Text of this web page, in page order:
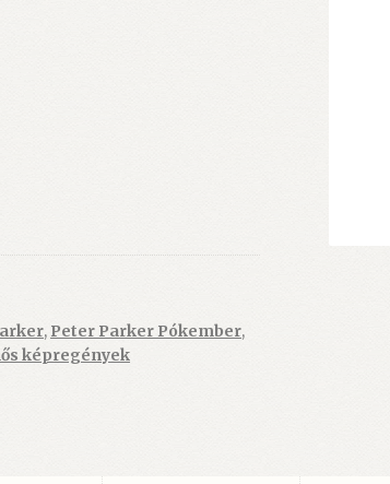
, Peter Parker Pókember,
képregények